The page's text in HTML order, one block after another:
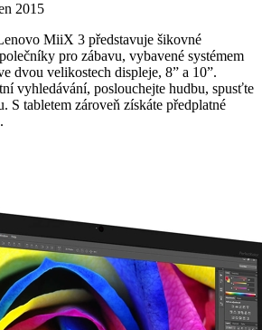
2015
MiiX 3 představuje šikovné
pro zábavu, vybavené systémem
dvou velikostech displeje, 8” a 10”.
vyhledávání, poslouchejte hudbu, spusťte
S tabletem zároveň získáte předplatné